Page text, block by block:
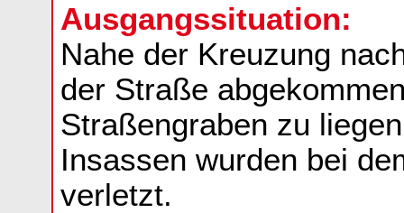
Ausgangssituation:
Nahe der Kreuzung
der Straße
Straßengraben zu
Insassen wurden bei
verletzt.